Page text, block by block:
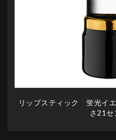
リップスティック 蛍光イ
さ21セ